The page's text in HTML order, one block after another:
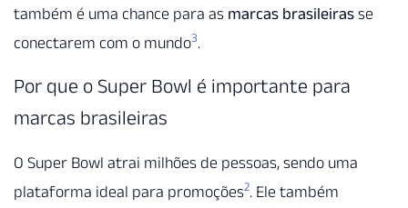
também é uma chance para as marcas brasileiras se
conectarem com o mundo3.
Por que o Super Bowl é importante para
marcas brasileiras
O Super Bowl atrai milhões de pessoas, sendo uma
plataforma ideal para promoções2. Ele também